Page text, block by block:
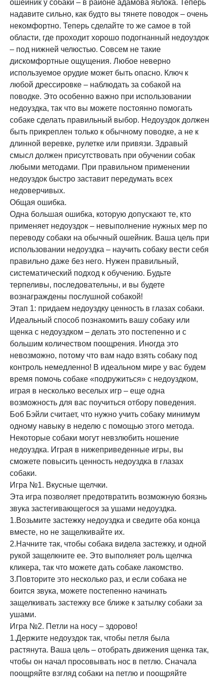
ошейник у собаки – в районе адамова яблока. Теперь
надавите сильно, как будто вы тянете поводок – очень
некомфортно. Теперь сделайте то же самое в той
области, где проходит хорошо подогнанный недоуздок
– под нижней челюстью. Совсем не такие
дискомфортные ощущения. Любое неверно
используемое орудие может быть опасно. Ключ к
любой дрессировке – наблюдать за собакой на
поводке. Это особенно важно при использовании
недоуздка, так что вы можете постоянно помогать
собаке сделать правильный выбор. Недоуздок должен
быть прикреплен только к обычному поводке, а не к
длинной веревке, рулетке или привязи. Здравый
смысл должен присутствовать при обучении собак
любыми методами. При правильном применении
недоуздок быстро заставит передумать всех
недоверчивых.
Общая ошибка.
Одна большая ошибка, которую допускают те, кто
применяет недоуздок – невыполнение нужных мер по
переводу собаки на обычный ошейник. Ваша цель при
использовании недоуздка – научить собаку вести себя
правильно даже без него. Нужен правильный,
систематический подход к обучению. Будьте
терпеливы, последовательны, и вы будете
вознаграждены послушной собакой!
Этап 1: придаем недоуздку ценность в глазах собаки.
Идеальный способ познакомить вашу собаку или
щенка с недоуздком – делать это постепенно и с
большим количеством поощрения. Иногда это
невозможно, потому что вам надо взять собаку под
контроль немедленно! В идеальном мире у вас будем
время помочь собаке «подружиться» с недоуздком,
играя в несколько веселых игр – еще одна
возможность для вас поучиться отбору поведения.
Боб Бэйли считает, что нужно учить собаку минимум
одному навыку в неделю с помощью этого метода.
Некоторые собаки могут невзлюбить ношение
недоуздка. Играя в нижеприведенные игры, вы
сможете повысить ценность недоуздка в глазах
собаки.
Игра №1. Вкусные щелчки.
Эта игра позволяет предотвратить возможную боязнь
звука застегивающегося за ушами недоуздка.
1.Возьмите застежку недоуздка и сведите оба конца
вместе, но не защелкивайте их.
2.Начните так, чтобы собака видела застежку, и одной
рукой защелкните ее. Это выполняет роль щелчка
кликера, так что можете дать собаке лакомство.
3.Повторите это несколько раз, и если собака не
боится звука, можете постепенно начинать
защелкивать застежку все ближе к затылку собаки за
ушами.
Игра №2. Петли на носу – здорово!
1.Держите недоуздок так, чтобы петля была
растянута. Ваша цель – отобрать движения щенка так,
чтобы он начал просовывать нос в петлю. Сначала
поощряйте взгляд собаки на петлю и поощряйте